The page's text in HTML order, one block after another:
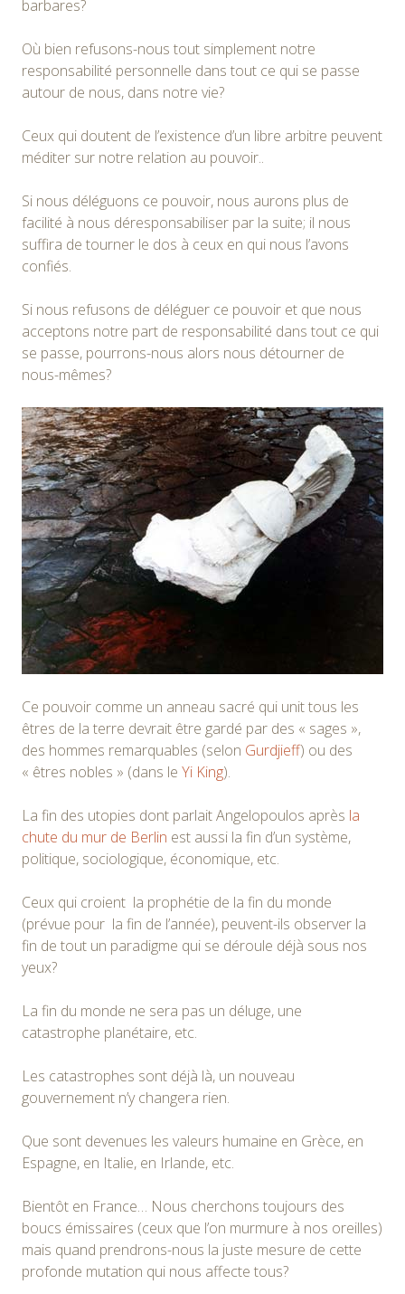
barbares?
Où bien refusons-nous tout simplement notre
responsabilité personnelle dans tout ce qui se passe
autour de nous, dans notre vie?
Ceux qui doutent de l’existence d’un libre arbitre peuvent
méditer sur notre relation au pouvoir..
Si nous déléguons ce pouvoir, nous aurons plus de
facilité à nous déresponsabiliser par la suite; il nous
suffira de tourner le dos à ceux en qui nous l’avons
confiés.
Si nous refusons de déléguer ce pouvoir et que nous
acceptons notre part de responsabilité dans tout ce qui
se passe, pourrons-nous alors nous détourner de
nous-mêmes?
Ce pouvoir comme un anneau sacré qui unit tous les
êtres de la terre devrait être gardé par des « sages »,
des hommes remarquables (selon Gurdjieff) ou des
« êtres nobles » (dans le Yi King).
La fin des utopies dont parlait Angelopoulos après la
chute du mur de Berlin est aussi la fin d’un système,
politique, sociologique, économique, etc.
Ceux qui croient la prophétie de la fin du monde
(prévue pour la fin de l’année), peuvent-ils observer la
fin de tout un paradigme qui se déroule déjà sous nos
yeux?
La fin du monde ne sera pas un déluge, une
catastrophe planétaire, etc.
Les catastrophes sont déjà là, un nouveau
gouvernement n’y changera rien.
Que sont devenues les valeurs humaine en Grèce, en
Espagne, en Italie, en Irlande, etc.
Bientôt en France… Nous cherchons toujours des
boucs émissaires (ceux que l’on murmure à nos oreilles)
mais quand prendrons-nous la juste mesure de cette
profonde mutation qui nous affecte tous?